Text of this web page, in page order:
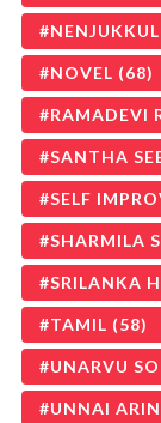
NOVEL (68)
RAMADEVI
SANTHA
SELF
SHARMILA
SRILANKA
TAMIL (58)
UNARVU
UNNAI